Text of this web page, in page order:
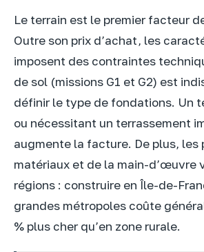
Le terrain est le premier facteur
Outre son prix d’achat, les
imposent des contraintes
de sol (missions G1 et G2) est
définir le type de fondations. Un
ou nécessitant un terrassement
augmente la facture. De plus, les
matériaux et de la main-d’œuvre
régions : construire en Île-de-
grandes métropoles coûte
% plus cher qu’en zone rurale.